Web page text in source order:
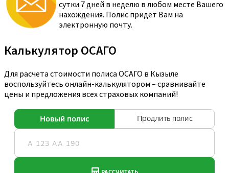
сутки 7 дней в неделю в любом месте Вашего
нахождения. Полис придет Вам на
электронную почту.
Калькулятор ОСАГО
Для расчета стоимости полиса ОСАГО в Кызыле
воспользуйтесь онлайн-калькулятором – сравнивайте
цены и предложения всех страховых компаний!